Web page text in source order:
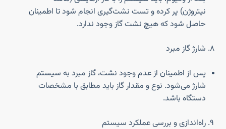
نیتروژن) پر کرده و تست نشت‌گیری انجام شود تا اطمینان
حاصل شود که هیچ نشت گاز وجود ندارد.
شارژ گاز مبرد
پس از اطمینان از عدم وجود نشت، گاز مبرد به سیستم
شارژ می‌شود. نوع و مقدار گاز باید مطابق با مشخصات
دستگاه باشد.
راه‌اندازی و بررسی عملکرد سیستم